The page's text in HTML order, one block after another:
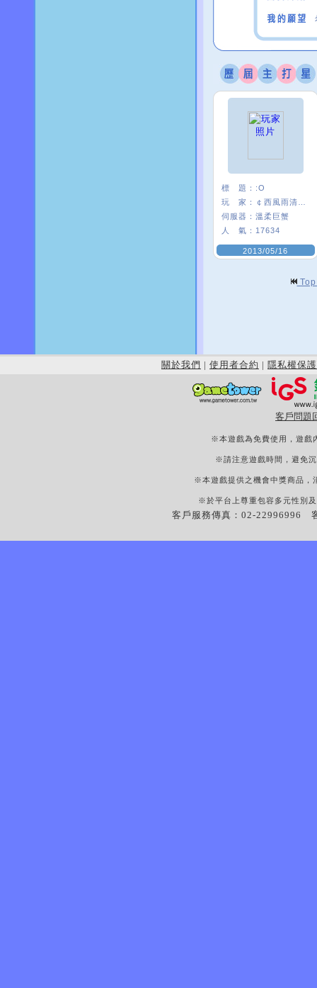
標 題： :O
玩 家：
伺服器： 溫柔巨蟹
人 氣： 17634
2013/05/16
關於我們 | 使用者合約 | 隱私權保護
客戶問題
※本遊戲為免費使用，遊戲
※請注意遊戲時間，避免
※本遊戲提供之機會中獎商品，
※於平台上尊重包容多元性別
客戶服務傳真：02-22996996